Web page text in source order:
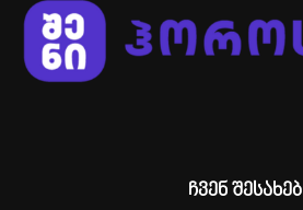
ჩვენ შესახებ